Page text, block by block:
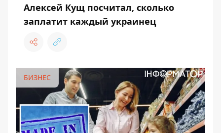
Алексей Кущ посчитал, сколько
заплатит каждый украинец
БИЗНЕС